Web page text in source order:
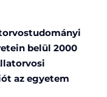
belül 2000
az egyetem